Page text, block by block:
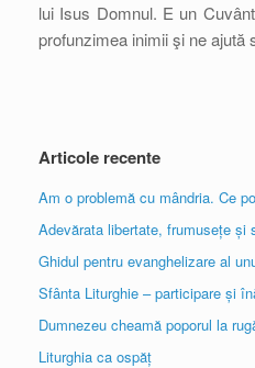
lui Isus Domnul. E un
profunzimea inimii şi ne
Articole recente
Am o problemă cu mândria. Ce
Adevărata libertate, frumusețe și
Ghidul pentru evanghelizare al
Sfânta Liturghie – participare și
Dumnezeu cheamă poporul la
Liturghia ca ospăț